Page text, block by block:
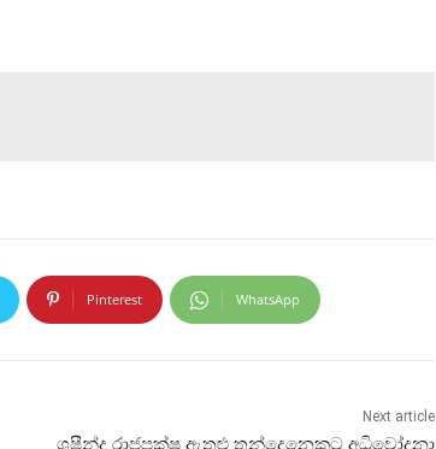
Pinterest WhatsApp
Next article
ශෂීන්ද්‍ර රාජපක්ෂ ඇතුළු තුන්දෙනෙකුට අධිචෝදනා